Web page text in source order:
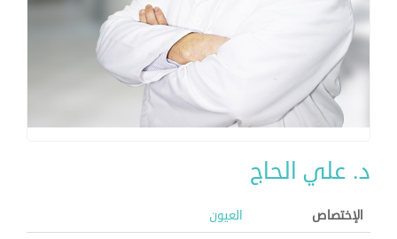
د. علي الحاج
الإختصاص
العيون